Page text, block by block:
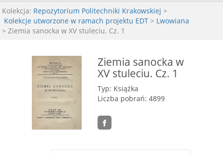
Kolekcja: Repozytorium Politechniki Krakowskiej >
Kolekcje utworzone w ramach projektu EDT > Lwowiana
> Ziemia sanocka w XV stuleciu. Cz. 1
Ziemia sanocka w
XV stuleciu. Cz. 1
Typ: Książka
Liczba pobrań: 4899